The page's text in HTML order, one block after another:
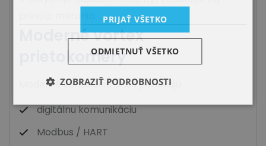
Moderné vortex
prietokomery
Moderné zariadenia dnes ponúkajú:
digitálnu komunikáciu
Modbus / HART
PRIJAŤ VŠETKO
ODMIETNUŤ VŠETKO
ZOBRAZIŤ PODROBNOSTI